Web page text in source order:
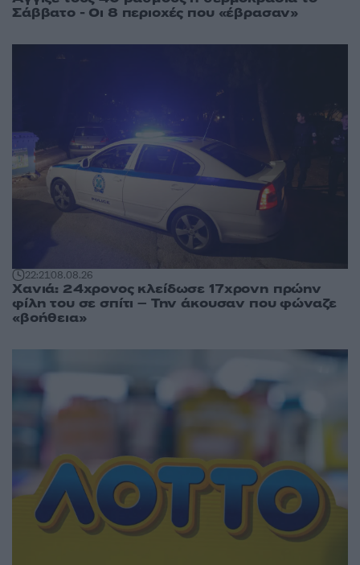
Σάββατο - Οι 8 περιοχές που «έβρασαν»
22:2108.08.26
Χανιά: 24χρονος κλείδωσε 17χρονη πρώην
φίλη του σε σπίτι – Την άκουσαν που φώναζε
«βοήθεια»